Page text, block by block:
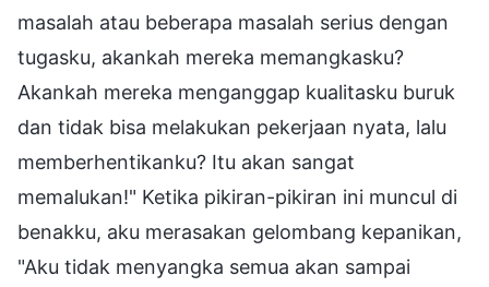
masalah atau beberapa masalah serius dengan
tugasku, akankah mereka memangkasku?
Akankah mereka menganggap kualitasku buruk
dan tidak bisa melakukan pekerjaan nyata, lalu
memberhentikanku? Itu akan sangat
memalukan!" Ketika pikiran-pikiran ini muncul di
benakku, aku merasakan gelombang kepanikan,
"Aku tidak menyangka semua akan sampai